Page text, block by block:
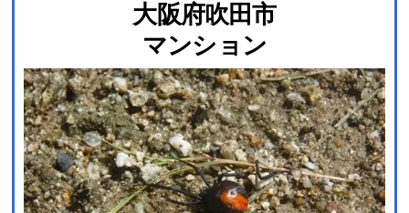
大阪府吹田市
マンション